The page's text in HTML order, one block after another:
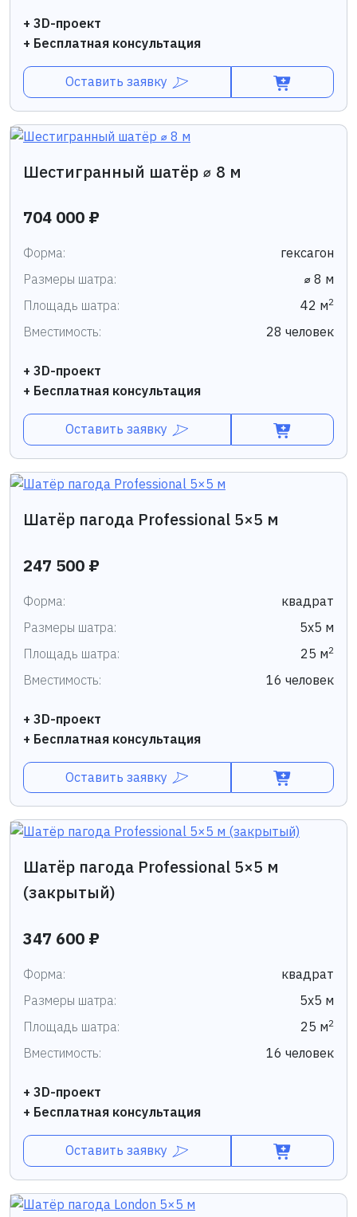
+ 3D-проект
+ Бесплатная консультация
Оставить заявку
Шестигранный шатёр ⌀ 8 м
704 000 ₽
Форма:
гексагон
Размеры шатра:
⌀ 8 м
Площадь шатра:
42 м2
Вместимость: 28 человек
+ 3D-проект
+ Бесплатная консультация
Оставить заявку
Шатёр пагода Professional 5×5 м
247 500 ₽
Форма:
квадрат
Размеры шатра:
5х5 м
Площадь шатра:
25 м2
Вместимость: 16 человек
+ 3D-проект
+ Бесплатная консультация
Оставить заявку
Шатёр пагода Professional 5×5 м
(закрытый)
347 600 ₽
Форма:
квадрат
Размеры шатра:
5х5 м
Площадь шатра:
25 м2
Вместимость: 16 человек
+ 3D-проект
+ Бесплатная консультация
Оставить заявку